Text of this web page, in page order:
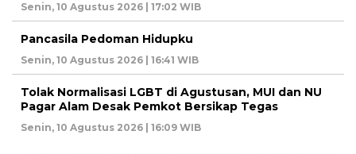
Senin, 10 Agustus 2026 | 17:02 WIB
Pancasila Pedoman Hidupku
Senin, 10 Agustus 2026 | 16:41 WIB
Tolak Normalisasi LGBT di Agustusan, MUI dan NU
Pagar Alam Desak Pemkot Bersikap Tegas
Senin, 10 Agustus 2026 | 16:09 WIB